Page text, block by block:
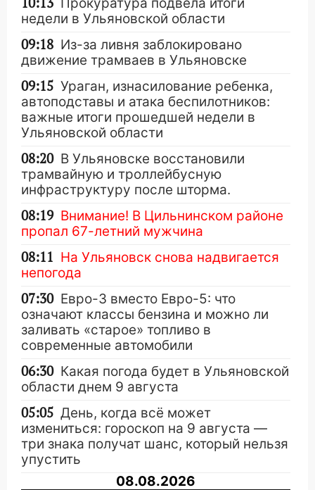
недели в Ульяновской области
09:18 Из-за ливня заблокировано
движение трамваев в Ульяновске
09:15 Ураган, изнасилование ребенка,
автоподставы и атака беспилотников:
важные итоги прошедшей недели в
Ульяновской области
08:20 В Ульяновске восстановили
трамвайную и троллейбусную
инфраструктуру после шторма.
08:19 Внимание! В Цильнинском районе
пропал 67-летний мужчина
08:11 На Ульяновск снова надвигается
непогода
07:30 Евро-3 вместо Евро-5: что
означают классы бензина и можно ли
заливать «старое» топливо в
современные автомобили
06:30 Какая погода будет в Ульяновской
области днем 9 августа
05:05 День, когда всё может
измениться: гороскоп на 9 августа —
три знака получат шанс, который нельзя
упустить
08.08.2026